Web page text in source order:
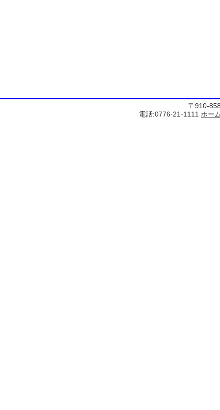
〒910-
電話:0776-21-1111 ホー